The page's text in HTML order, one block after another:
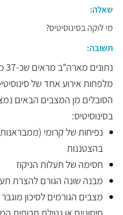
שאלה:
מי לוקה בסינוסיטיס?
תשובה:
מלפחות אירוע אחד של
הסובלים מן המצבים הבאים
בסינוסיטיס:
נפיחות של קרומי
בהצטננות
חסימה של תעלות הניקוז
מבנה שונה הגורם להצרת
מצבים הגורמים לסיכון